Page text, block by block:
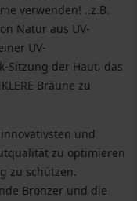
verwenden! ..z.B.
Natur aus UV-
UV-
Sitzung der Haut, das
Bräune zu
und
zu optimieren
zu schützen.
Bronzer und die